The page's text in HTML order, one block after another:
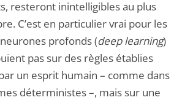
resteront inintelligibles au plus
C’est en particulier vrai pour les
profonds (deep learning)
pas sur des règles établies
un esprit humain – comme dans
déterministes –, mais sur une